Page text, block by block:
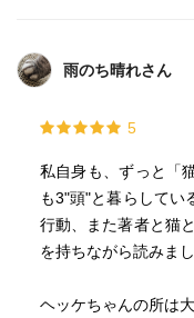
雨のち晴れさん
5
私自身も、ずっと「
も3"頭"と暮らしてい
行動、また著者と猫
を持ちながら読みまし
ヘッケちゃんの所は